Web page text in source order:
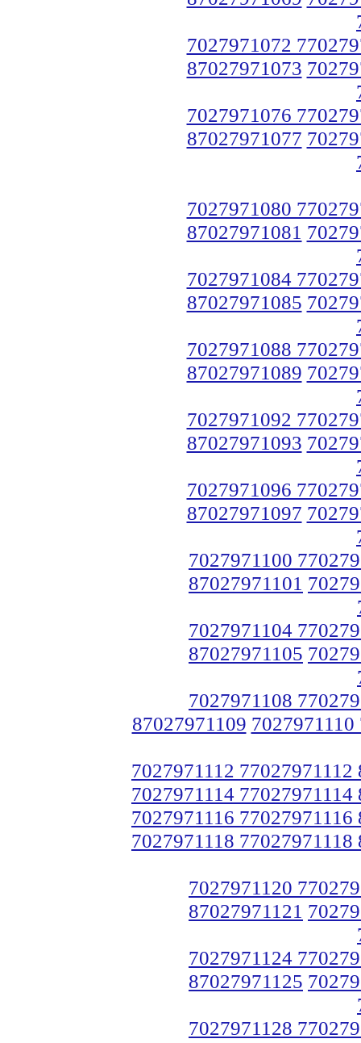
7027971072
87027971073
7027971076
87027971077
7027971080
87027971081
7027971084
87027971085
7027971088
87027971089
7027971092
87027971093
7027971096
87027971097
7027971100
87027971101
7027971104
87027971105
7027971108
87027971109
7027971112 77027971112
7027971114 77027971114
7027971116 77027971116
7027971118 77027971118
7027971120
87027971121
7027971124
87027971125
7027971128